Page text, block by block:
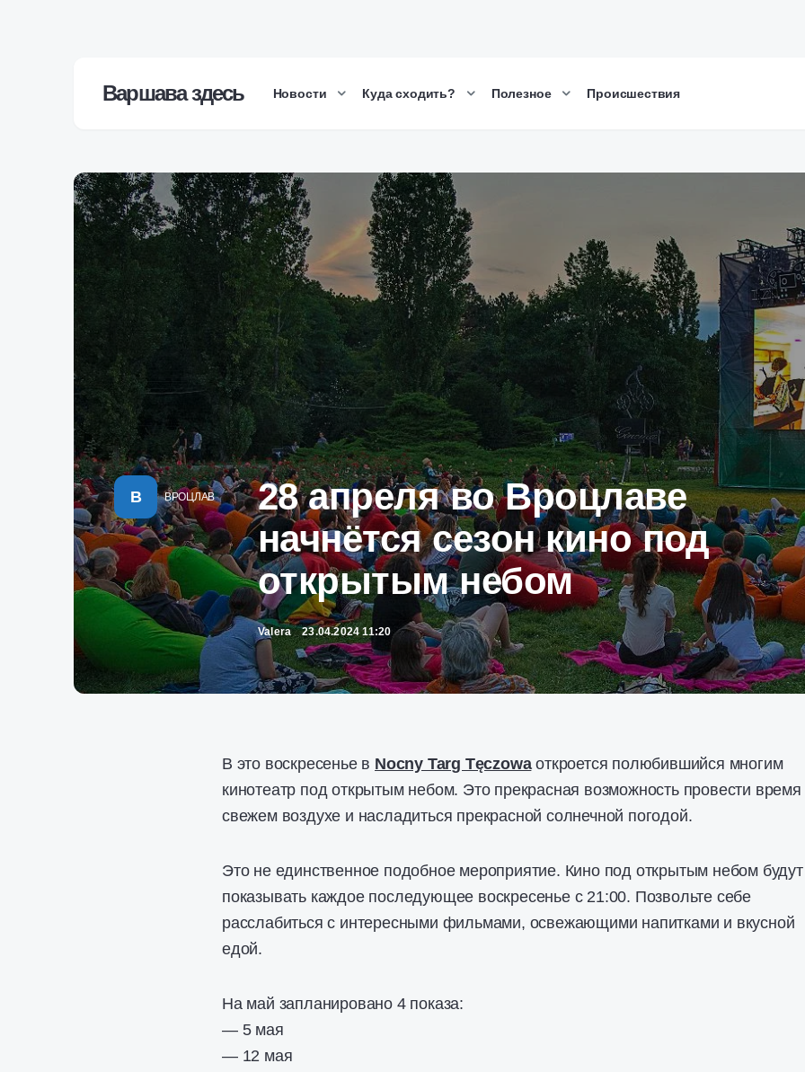
Варшава здесь Новости Куда сходить? Полезное Происшествия
В ВРОЦЛАВ
28 апреля во Вроцлаве
начнётся сезон кино под
открытым небом
Valera 23.04.2024 11:20
В это воскресенье в Nocny Targ Tęczowa откроется полюбившийся многим
кинотеатр под открытым небом. Это прекрасная возможность провести время
свежем воздухе и насладиться прекрасной солнечной погодой.
Это не единственное подобное мероприятие. Кино под открытым небом будут
показывать каждое последующее воскресенье с 21:00. Позвольте себе
расслабиться с интересными фильмами, освежающими напитками и вкусной
едой.
На май запланировано 4 показа:
— 5 мая
— 12 мая